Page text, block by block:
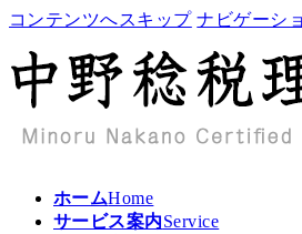
コンテンツへスキップ ナビゲーシ
ホームHome
サービス案内Service